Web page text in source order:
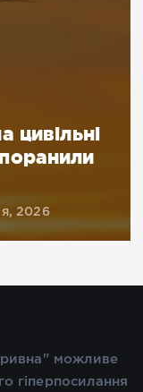
цивільні
2026
можливе
гіперпосилання